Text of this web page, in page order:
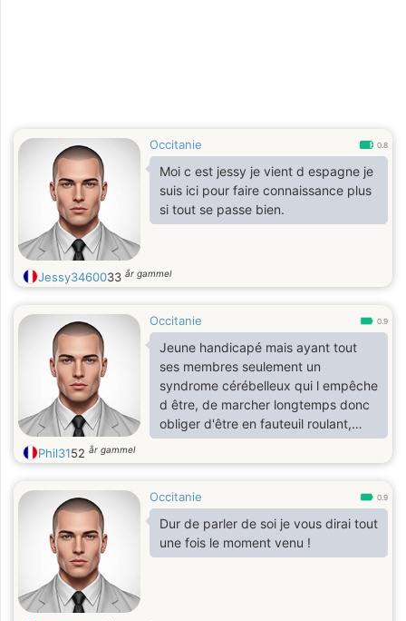
Occitanie 0.8
Moi c est jessy je vient d espagne je
suis ici pour faire connaissance plus
si tout se passe bien.
Jessy3460033 år gammel
Occitanie 0.9
Jeune handicapé mais ayant tout
ses membres seulement un
syndrome cérébelleux qui l empêche
d être, de marcher longtemps donc
obliger d'être en fauteuil roulant,
bientôt 3 ans suite à un accident
Phil3152 år gammel
Occitanie 0.9
Dur de parler de soi je vous dirai tout
une fois le moment venu !